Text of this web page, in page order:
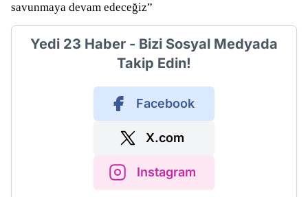
savunmaya devam edeceğiz”
Yedi 23 Haber - Bizi Sosyal Medyada
Takip Edin!
Facebook
X.com
Instagram